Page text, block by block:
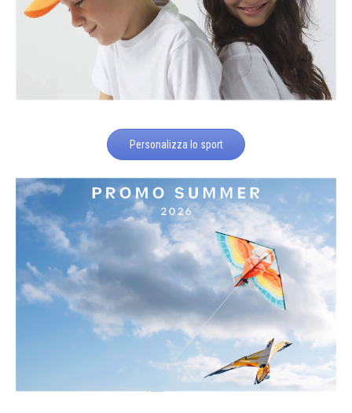
Personalizza lo sport